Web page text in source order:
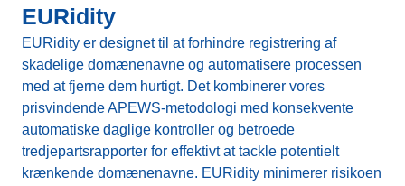
EURidity
EURidity er designet til at forhindre registrering af
skadelige domænenavne og automatisere processen
med at fjerne dem hurtigt. Det kombinerer vores
prisvindende APEWS-metodologi med konsekvente
automatiske daglige kontroller og betroede
tredjepartsrapporter for effektivt at tackle potentielt
krænkende domænenavne. EURidity minimerer risikoen